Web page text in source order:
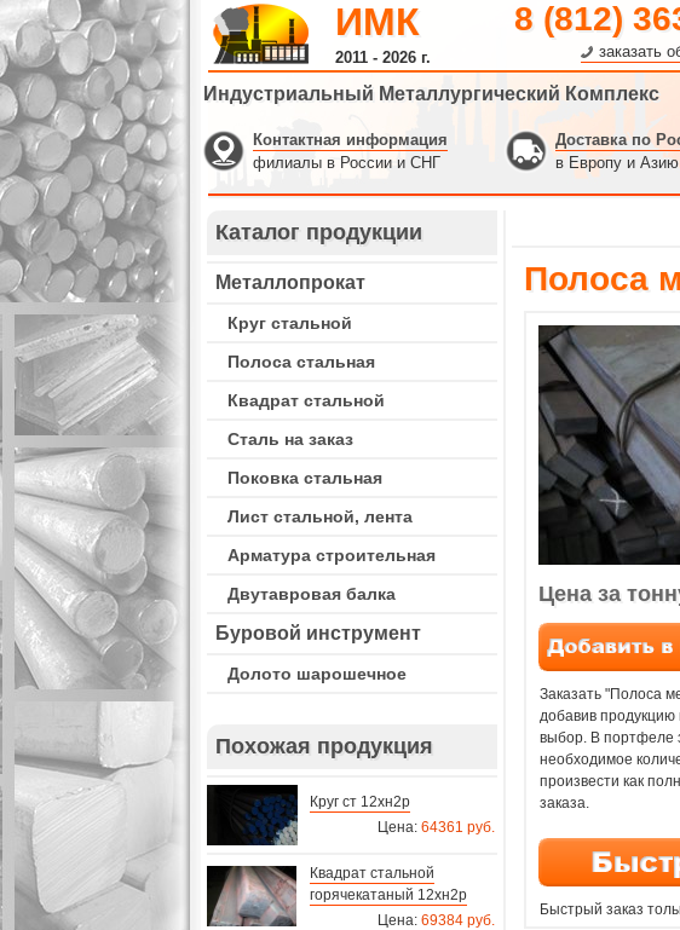
ИМК
2011 - 2026 г.
8 (812)
заказать
Индустриальный Металлургический Комплекс
Контактная информация
филиалы в России и СНГ
Доставка по
в Европу и Азию
Каталог продукции
Металлопрокат
Круг стальной
Полоса стальная
Квадрат стальной
Сталь на заказ
Поковка стальная
Лист стальной, лента
Арматура строительная
Двутавровая балка
Буровой инструмент
Долото шарошечное
Похожая продукция
Круг ст 12хн2р
Цена: 64361 руб.
Квадрат стальной
горячекатаный 12хн2р
Цена: 69384 руб.
Полоса
Цена за
Заказать "Полоса
добавив
выбор. В портфеле
необходимое
произвести как
заказа.
Быстрый заказ